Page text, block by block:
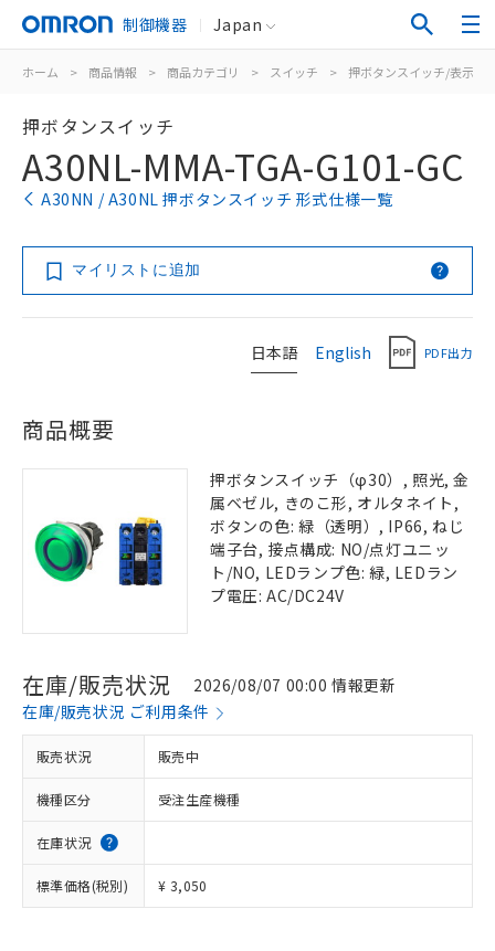
制御機器 Japan
ホーム > 商品情報 > 商品カテゴリ > スイッチ > 押ボタンスイッチ/表示灯
押ボタンスイッチ
A30NL-MMA-TGA-G101-GC
A30NN / A30NL 押ボタンスイッチ 形式仕様一覧
マイリストに追加
日本語 English PDF出力
商品概要
押ボタンスイッチ（φ30）, 照光, 金
属ベゼル, きのこ形, オルタネイト,
ボタンの色: 緑（透明）, IP66, ねじ
端子台, 接点構成: NO/点灯ユニッ
ト/NO, LEDランプ色: 緑, LEDラン
プ電圧: AC/DC24V
在庫/販売状況
2026/08/07 00:00 情報更新
在庫/販売状況 ご利用条件
販売状況 販売中
機種区分 受注生産機種
在庫状況
標準価格(税別) ¥ 3,050